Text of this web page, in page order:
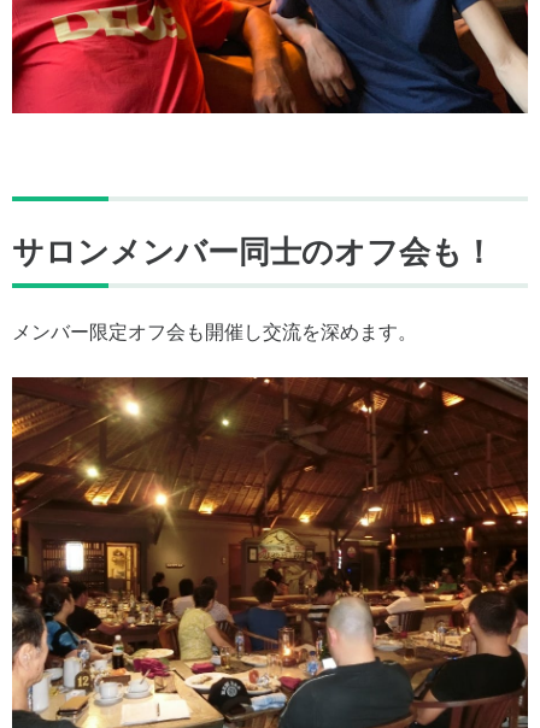
サロンメンバー同士のオフ会も！
メンバー限定オフ会も開催し交流を深めます。